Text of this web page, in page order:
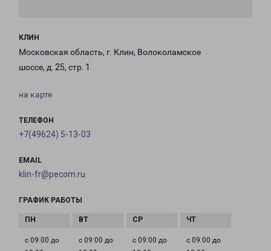
КЛИН
Московская область, г. Клин, Волоколамское
шоссе, д. 25, стр. 1
на карте
ТЕЛЕФОН
+7(49624) 5-13-03
EMAIL
klin-fr@pecom.ru
ГРАФИК РАБОТЫ
с 09:00 до
с 09:00 до
с 09:00 до
с 09:00 до